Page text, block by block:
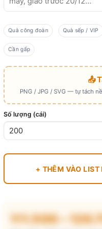
Quà công đoàn Quà sếp / VIP
Cần gấp
📤
PNG / JPG / SVG — tự tách
Số lượng (cái)
+ THÊM VÀO LIST
111.500 –